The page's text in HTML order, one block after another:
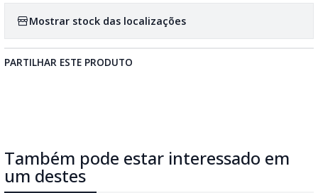
Mostrar stock das localizações
PARTILHAR ESTE PRODUTO
Também pode estar interessado em
um destes